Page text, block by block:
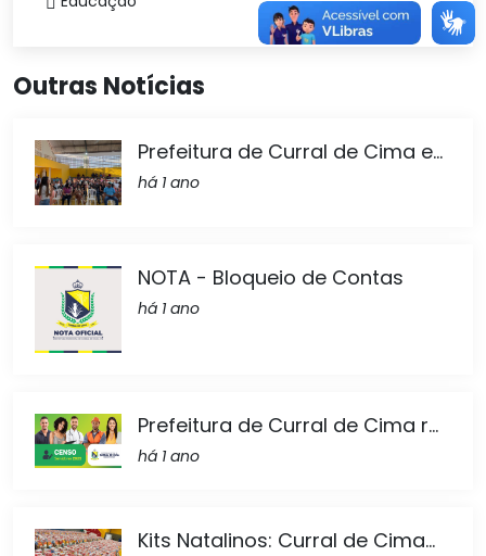
Outras Notícias
Prefeitura de Curral de Cima e...
há 1 ano
NOTA - Bloqueio de Contas
há 1 ano
Prefeitura de Curral de Cima r...
há 1 ano
Kits Natalinos: Curral de Cima...